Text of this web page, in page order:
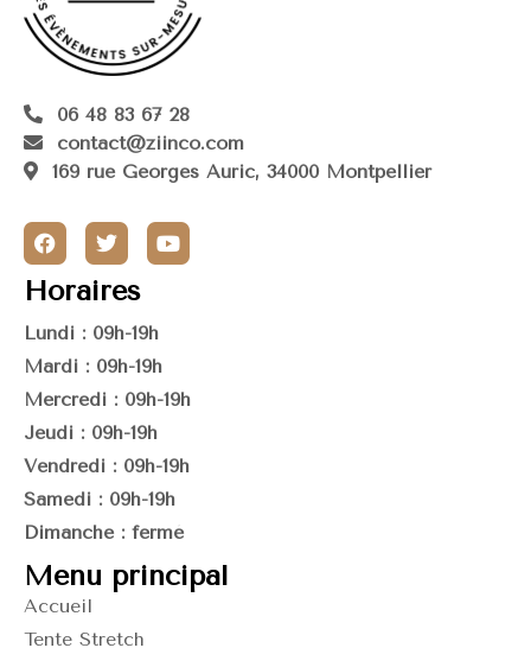
06 48 83 67 28
contact@ziinco.com
169 rue Georges Auric, 34000 Montpellier
Horaires
Lundi : 09h-19h
Mardi : 09h-19h
Mercredi : 09h-19h
Jeudi : 09h-19h
Vendredi : 09h-19h
Samedi : 09h-19h
Dimanche : fermé
Menu principal
Accueil
Tente Stretch